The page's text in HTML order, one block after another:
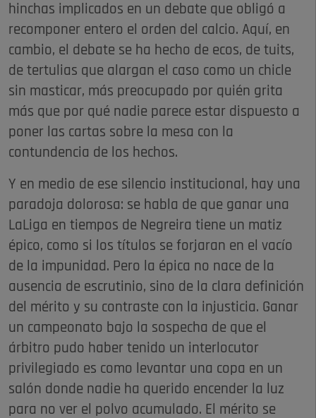
hinchas implicados en un debate que obligó a
recomponer entero el orden del calcio. Aquí, en
cambio, el debate se ha hecho de ecos, de tuits,
de tertulias que alargan el caso como un chicle
sin masticar, más preocupado por quién grita
más que por qué nadie parece estar dispuesto a
poner las cartas sobre la mesa con la
contundencia de los hechos.
Y en medio de ese silencio institucional, hay una
paradoja dolorosa: se habla de que ganar una
LaLiga en tiempos de Negreira tiene un matiz
épico, como si los títulos se forjaran en el vacío
de la impunidad. Pero la épica no nace de la
ausencia de escrutinio, sino de la clara definición
del mérito y su contraste con la injusticia. Ganar
un campeonato bajo la sospecha de que el
árbitro pudo haber tenido un interlocutor
privilegiado es como levantar una copa en un
salón donde nadie ha querido encender la luz
para no ver el polvo acumulado. El mérito se